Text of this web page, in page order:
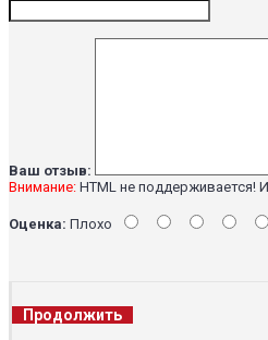
Ваш отзыв:
Внимание: HTML не поддерживается!
Оценка: Плохо
Продолжить